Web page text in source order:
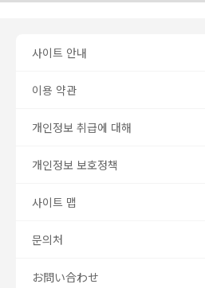
사이트 안내
이용 약관
개인정보 취급에 대해
개인정보 보호정책
사이트 맵
문의처
お問い合わせ